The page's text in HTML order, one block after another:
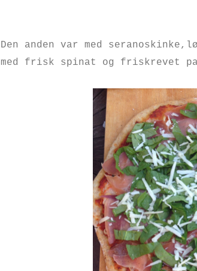
Den anden var med seranoskinke,
med frisk spinat og friskrevet